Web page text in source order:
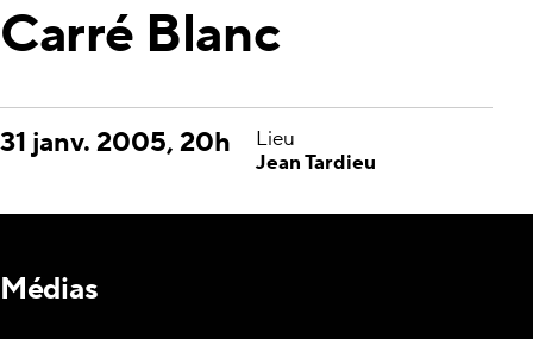
Carré Blanc
31 janv. 2005, 20h
Lieu
Jean Tardieu
Médias